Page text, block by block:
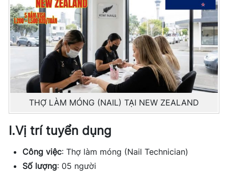
THỢ LÀM MÓNG (NAIL) TẠI NEW ZEALAND
I.Vị trí tuyển dụng
Công việc: Thợ làm móng (Nail Technician)
Số lượng: 05 người